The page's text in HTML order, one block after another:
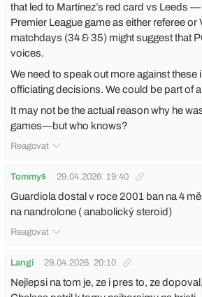
that led to Martínez’s red card vs Leeds
Premier League game as either referee
matchdays (34 & 35) might suggest that
voices.
We need to speak out more against these
officiating decisions. We could be part of
It may not be the actual reason why he
games—but who knows?
Reagovat
Tommy$ 29.04.2026 19:40
Guardiola dostal v roce 2001 ban na 4
na nandrolone ( anabolický steroid)
Reagovat
Langi 29.04.2026 20:10
Nejlepsi na tom je, ze i pres to, ze